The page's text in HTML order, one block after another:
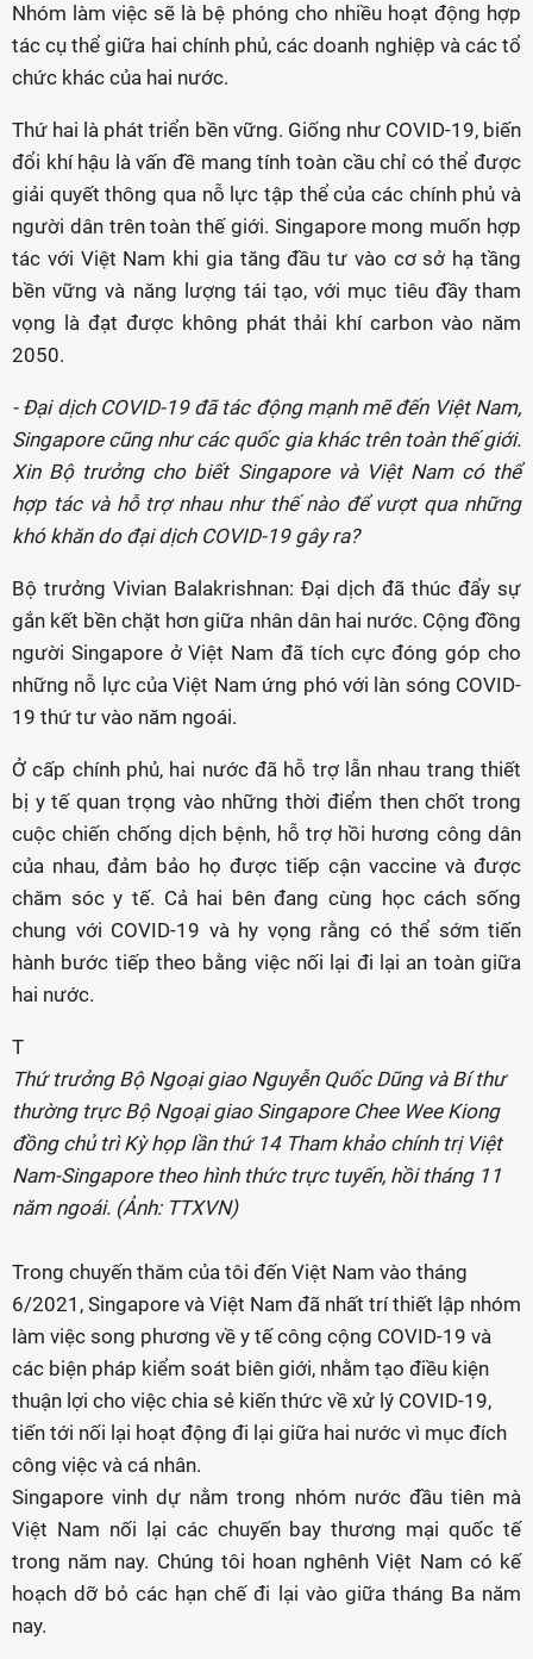
Nhóm làm việc sẽ là bệ phóng cho nhiều hoạt động hợp
tác cụ thể giữa hai chính phủ, các doanh nghiệp và các tổ
chức khác của hai nước.
Thứ hai là phát triển bền vững. Giống như COVID-19, biến
đổi khí hậu là vấn đề mang tính toàn cầu chỉ có thể được
giải quyết thông qua nỗ lực tập thể của các chính phủ và
người dân trên toàn thế giới. Singapore mong muốn hợp
tác với Việt Nam khi gia tăng đầu tư vào cơ sở hạ tầng
bền vững và năng lượng tái tạo, với mục tiêu đầy tham
vọng là đạt được không phát thải khí carbon vào năm
2050.
- Đại dịch COVID-19 đã tác động mạnh mẽ đến Việt Nam,
Singapore cũng như các quốc gia khác trên toàn thế giới.
Xin Bộ trưởng cho biết Singapore và Việt Nam có thể
hợp tác và hỗ trợ nhau như thế nào để vượt qua những
khó khăn do đại dịch COVID-19 gây ra?
Bộ trưởng Vivian Balakrishnan: Đại dịch đã thúc đẩy sự
gắn kết bền chặt hơn giữa nhân dân hai nước. Cộng đồng
người Singapore ở Việt Nam đã tích cực đóng góp cho
những nỗ lực của Việt Nam ứng phó với làn sóng COVID-
19 thứ tư vào năm ngoái.
Ở cấp chính phủ, hai nước đã hỗ trợ lẫn nhau trang thiết
bị y tế quan trọng vào những thời điểm then chốt trong
cuộc chiến chống dịch bệnh, hỗ trợ hồi hương công dân
của nhau, đảm bảo họ được tiếp cận vaccine và được
chăm sóc y tế. Cả hai bên đang cùng học cách sống
chung với COVID-19 và hy vọng rằng có thể sớm tiến
hành bước tiếp theo bằng việc nối lại đi lại an toàn giữa
hai nước.
T
Thứ trưởng Bộ Ngoại giao Nguyễn Quốc Dũng và Bí thư
thường trực Bộ Ngoại giao Singapore Chee Wee Kiong
đồng chủ trì Kỳ họp lần thứ 14 Tham khảo chính trị Việt
Nam-Singapore theo hình thức trực tuyến, hồi tháng 11
năm ngoái. (Ảnh: TTXVN)
Trong chuyến thăm của tôi đến Việt Nam vào tháng
6/2021, Singapore và Việt Nam đã nhất trí thiết lập nhóm
làm việc song phương về y tế công cộng COVID-19 và
các biện pháp kiểm soát biên giới, nhằm tạo điều kiện
thuận lợi cho việc chia sẻ kiến thức về xử lý COVID-19,
tiến tới nối lại hoạt động đi lại giữa hai nước vì mục đích
công việc và cá nhân.
Singapore vinh dự nằm trong nhóm nước đầu tiên mà
Việt Nam nối lại các chuyến bay thương mại quốc tế
trong năm nay. Chúng tôi hoan nghênh Việt Nam có kế
hoạch dỡ bỏ các hạn chế đi lại vào giữa tháng Ba năm
nay.